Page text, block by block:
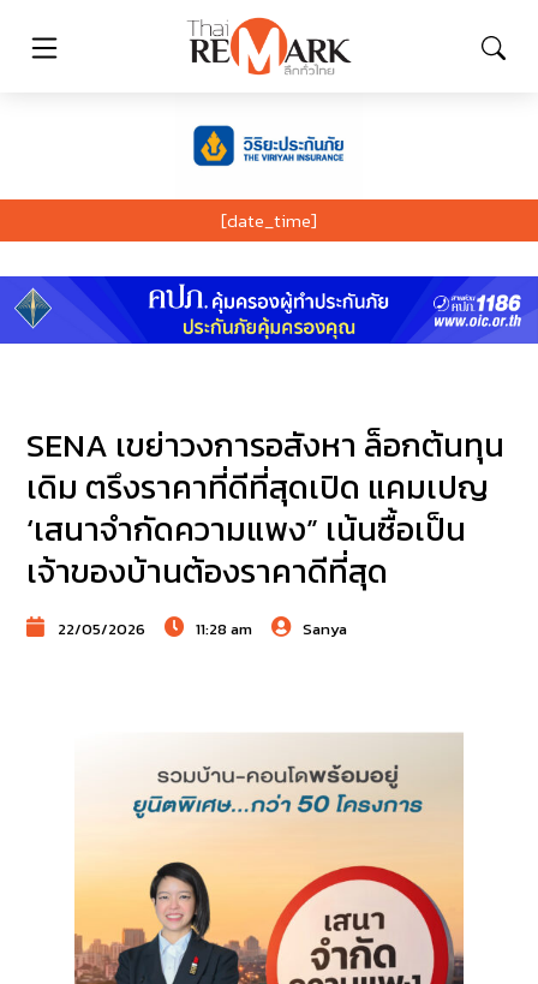
[date_time]
SENA เขย่าวงการอสังหา ล็อกต้นทุน
เดิม ตรึงราคาที่ดีที่สุดเปิด แคมเปญ
‘เสนาจำกัดความแพง” เน้นซื้อเป็น
เจ้าของบ้านต้องราคาดีที่สุด
22/05/2026 11:28 am Sanya